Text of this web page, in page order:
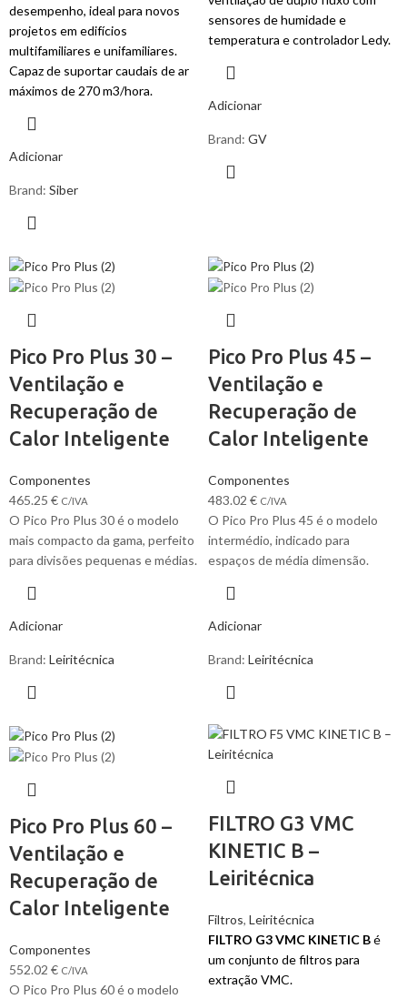
desempenho, ideal para novos
projetos em edifícios
multifamiliares e unifamiliares.
Capaz de suportar caudais de ar
máximos de 270 m3/hora.
Adicionar
Brand: Siber
sensores de humidade e
temperatura e controlador Ledy.
Adicionar
Brand: GV
Pico Pro Plus 30 –
Ventilação e
Recuperação de
Calor Inteligente
Componentes
465.25 € C/IVA
O Pico Pro Plus 30 é o modelo
mais compacto da gama, perfeito
para divisões pequenas e médias.
Adicionar
Brand: Leiritécnica
Pico Pro Plus 45 –
Ventilação e
Recuperação de
Calor Inteligente
Componentes
483.02 € C/IVA
O Pico Pro Plus 45 é o modelo
intermédio, indicado para
espaços de média dimensão.
Adicionar
Brand: Leiritécnica
Pico Pro Plus 60 –
Ventilação e
Recuperação de
Calor Inteligente
Componentes
552.02 € C/IVA
O Pico Pro Plus 60 é o modelo
FILTRO G3 VMC
KINETIC B –
Leiritécnica
Filtros, Leiritécnica
FILTRO G3 VMC KINETIC Bé
um conjunto de filtros para
extração VMC.